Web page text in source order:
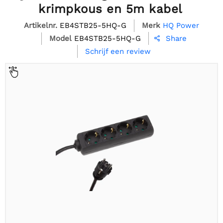
krimpkous en 5m kabel
Artikelnr. EB4STB25-5HQ-G Merk HQ Power
Model EB4STB25-5HQ-G 
Share
Schrijf een review